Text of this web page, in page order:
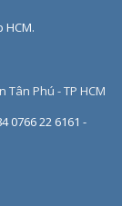
HCM.
Tân Phú - TP HCM
0766 22 6161 -